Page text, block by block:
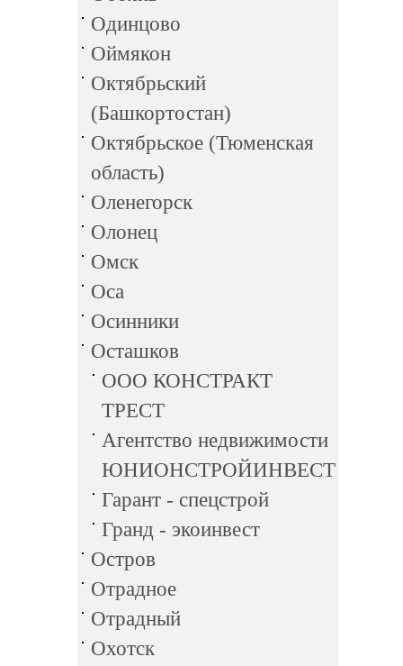
Одинцово
Оймякон
Октябрьский
(Башкортостан)
Октябрьское (Тюменская
область)
Оленегорск
Олонец
Омск
Оса
Осинники
Осташков
ООО КОНСТРАКТ
ТРЕСТ
Агентство недвижимости
ЮНИОНСТРОЙИНВЕСТ
Гарант - спецстрой
Гранд - экоинвест
Остров
Отрадное
Отрадный
Охотск